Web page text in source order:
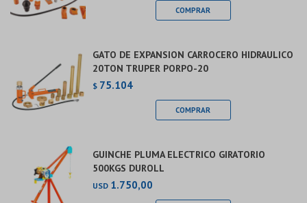
GATO DE EXPANSION CARROCERO HIDRAULICO
20TON TRUPER PORPO-20
$ 75.104
GUINCHE PLUMA ELECTRICO GIRATORIO
500KGS DUROLL
USD 1.750,00